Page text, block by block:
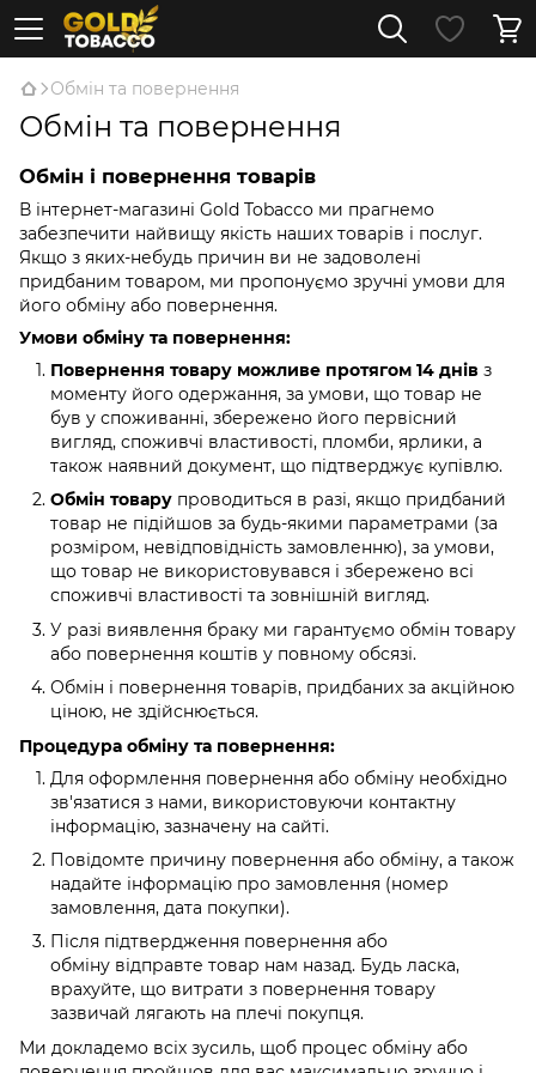
Обмін та повернення
Обмін та повернення
Обмін і повернення товарів
В інтернет-магазині Gold Tobacco ми прагнемо
забезпечити найвищу якість наших товарів і послуг.
Якщо з яких-небудь причин ви не задоволені
придбаним товаром, ми пропонуємо зручні умови для
його обміну або повернення.
Умови обміну та повернення:
Повернення товару можливе протягом 14 днів з
моменту його одержання, за умови, що товар не
був у споживанні, збережено його первісний
вигляд, споживчі властивості, пломби, ярлики, а
також наявний документ, що підтверджує купівлю.
Обмін товару проводиться в разі, якщо придбаний
товар не підійшов за будь-якими параметрами (за
розміром, невідповідність замовленню), за умови,
що товар не використовувався і збережено всі
споживчі властивості та зовнішній вигляд.
У разі виявлення браку ми гарантуємо обмін товару
або повернення коштів у повному обсязі.
Обмін і повернення товарів, придбаних за акційною
ціною, не здійснюється.
Процедура обміну та повернення:
Для оформлення повернення або обміну необхідно
зв'язатися з нами, використовуючи контактну
інформацію, зазначену на сайті.
Повідомте причину повернення або обміну, а також
надайте інформацію про замовлення (номер
замовлення, дата покупки).
Після підтвердження повернення або
обміну відправте товар нам назад. Будь ласка,
врахуйте, що витрати з повернення товару
зазвичай лягають на плечі покупця.
Ми докладемо всіх зусиль, щоб процес обміну або